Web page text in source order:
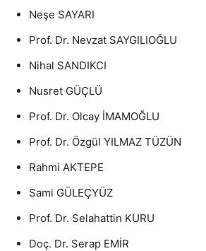
Neşe SAYARI
Prof. Dr. Nevzat SAYGILIOĞLU
Nihal SANDIKCI
Nusret GÜÇLÜ
Prof. Dr. Olcay İMAMOĞLU
Prof. Dr. Özgül YILMAZ TÜZÜN
Rahmi AKTEPE
Sami GÜLEÇYÜZ
Prof. Dr. Selahattin KURU
Doç. Dr. Serap EMİR